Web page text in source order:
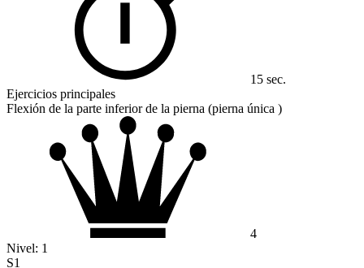
15 sec.
Ejercicios principales
Flexión de la parte inferior de la pierna (pierna única )
4
Nivel: 1
S1